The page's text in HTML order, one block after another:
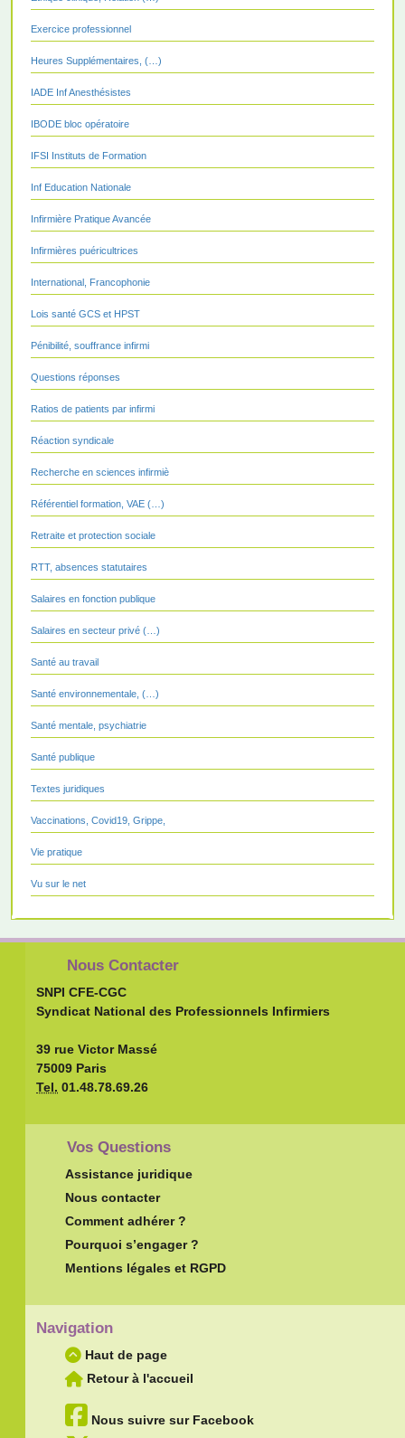
Exercice professionnel
Heures Supplémentaires, (…)
IADE Inf Anesthésistes
IBODE bloc opératoire
IFSI Instituts de Formation
Inf Education Nationale
Infirmière Pratique Avancée
Infirmières puéricultrices
International, Francophonie
Lois santé GCS et HPST
Pénibilité, souffrance infirmi
Questions réponses
Ratios de patients par infirmi
Réaction syndicale
Recherche en sciences infirmiè
Référentiel formation, VAE (…)
Retraite et protection sociale
RTT, absences statutaires
Salaires en fonction publique
Salaires en secteur privé (…)
Santé au travail
Santé environnementale, (…)
Santé mentale, psychiatrie
Santé publique
Textes juridiques
Vaccinations, Covid19, Grippe,
Vie pratique
Vu sur le net
Nous Contacter
SNPI CFE-CGC
Syndicat National des Professionnels Infirmiers
39 rue Victor Massé
75009 Paris
Tel. 01.48.78.69.26
Vos Questions
Assistance juridique
Nous contacter
Comment adhérer ?
Pourquoi s’engager ?
Mentions légales et RGPD
Navigation
Haut de page
Retour à l'accueil
Nous suivre sur Facebook